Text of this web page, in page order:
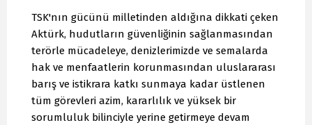
TSK'nın gücünü milletinden aldığına dikkati çeken
Aktürk, hudutların güvenliğinin sağlanmasından
terörle mücadeleye, denizlerimizde ve semalarda
hak ve menfaatlerin korunmasından uluslararası
barış ve istikrara katkı sunmaya kadar üstlenen
tüm görevleri azim, kararlılık ve yüksek bir
sorumluluk bilinciyle yerine getirmeye devam